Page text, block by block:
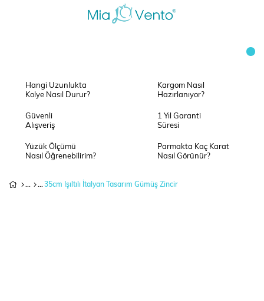
Hangi Uzunlukta
Kolye Nasıl Durur?
Kargom Nasıl
Hazırlanıyor?
Güvenli
Alışveriş
1 Yıl Garanti
Süresi
Yüzük Ölçümü
Nasıl Öğrenebilirim?
Parmakta Kaç Karat
Nasıl Görünür?
35cm Işıltılı İtalyan Tasarım Gümüş Zincir